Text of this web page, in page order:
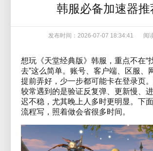
韩服必备加速器推
发布时间：2026-07-07 18:34:41 阅
想玩《天堂经典版》韩服，重点不在“
去”这么简单。账号、客户端、区服、
提前弄好，少一步都可能卡在登录页
较常遇到的是验证反复弹、更新慢、
迟不稳，尤其晚上人多时更明显。下
流程写，照着做会省很多时间。